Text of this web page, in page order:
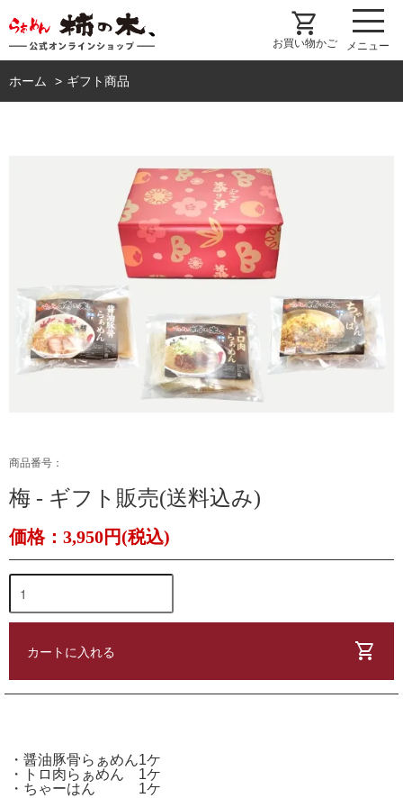
shopping_cart
お買い物かご メニュー
ホーム ギフト商品
商品番号：
梅 - ギフト販売(送料込み)
価格：3,950円(税込)
カートに入れる shopping_cart
・醤油豚骨らぁめん1ケ
・トロ肉らぁめん 1ケ
・ちゃーはん 1ケ